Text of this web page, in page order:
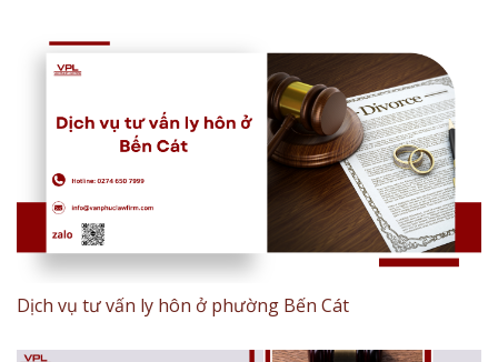
Dịch vụ tư vấn ly hôn ở phường Bến Cát